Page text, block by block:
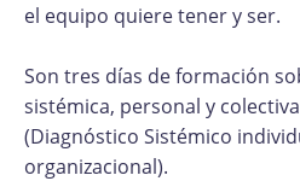
el equipo quiere tener y ser.
Son tres días de formación
sistémica, personal y
(Diagnóstico Sistémico
organizacional).